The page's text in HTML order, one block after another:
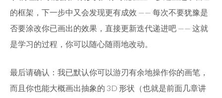
的框架，下一步中又会发现更有成效 —— 每次不要犹豫是
否要涂改你已画出的效果，直接更新迭代递进吧 —— 这就
是学习的过程，你可以随心随雨地改动。
最后请确认：我已默认你可以游刃有余地操作你的画笔，
而且你也能大概画出抽象的 3D 形状（也就是前面几章讲